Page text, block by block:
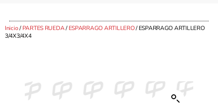
Inicio/PARTES RUEDA/ESPARRAGO ARTILLERO/ ESPARRAGO ARTILLERO
3/4X3/4X4